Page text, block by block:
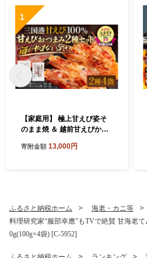
1
【家庭用】 極上甘えび姿そ
のまま焼 ＆ 越前甘えびから
6]
寄附金額 13,000円
ふるさと納税ホーム 海老・カニ等
料理研究家“服部幸應”もTVで絶賛 甘海老
0g(100g×4袋) [C-5952]